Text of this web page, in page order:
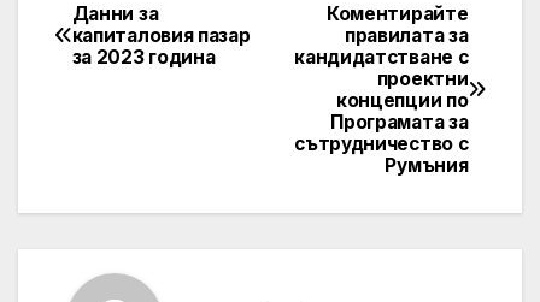
Post
navigation
Коментирайте
правилата за
кандидатстване с
проектни
концепции по
Програмата за
сътрудничество с
Румъния
Данни за
капиталовия пазар
за 2023 година